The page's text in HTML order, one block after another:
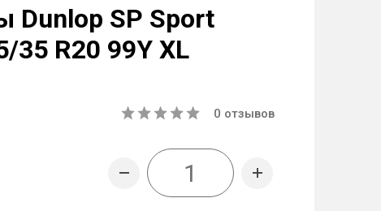
Dunlop SP Sport
35 R20 99Y XL
0 отзывов